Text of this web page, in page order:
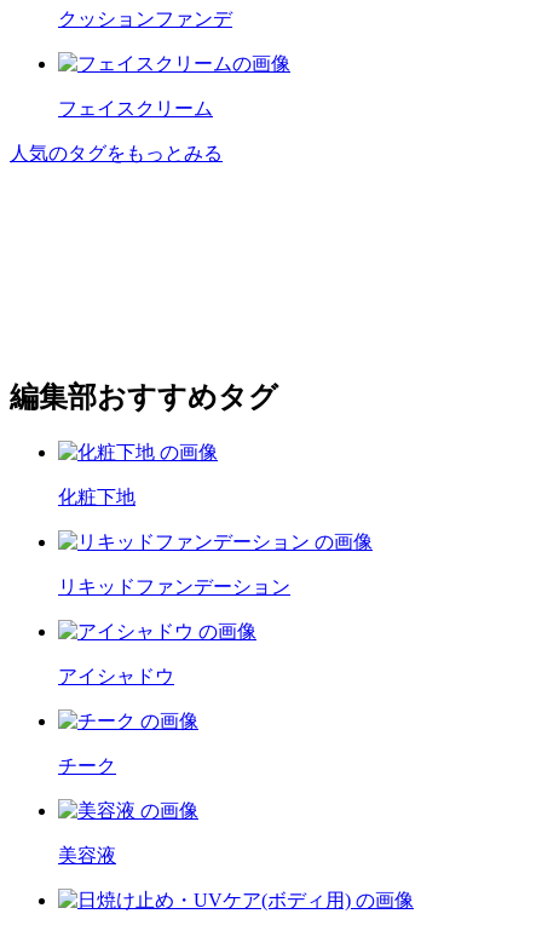
クッションファンデ
フェイスクリーム
人気のタグをもっとみる
編集部おすすめタグ
化粧下地
リキッドファンデーション
アイシャドウ
チーク
美容液